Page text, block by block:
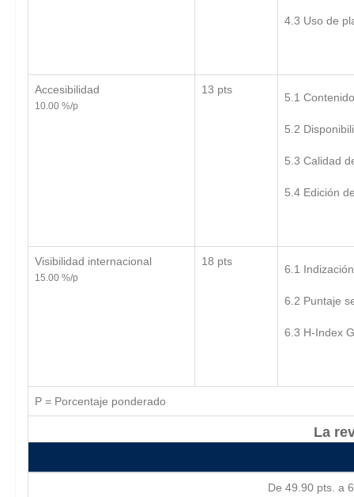
4.3 Uso de
Accesibilidad
10.00 %/p
13 pts
5.1
5.2
5.3 Calidad
5.4 Edición
Visibilidad internacional
15.00 %/p
18 pts
6.1
6.2 Puntaje
6.3 H-Index
P = Porcentaje ponderado
La
De 49.90 pts. a